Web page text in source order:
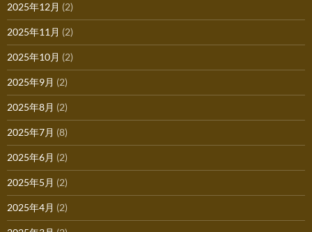
2025年12月 (2)
2025年11月 (2)
2025年10月 (2)
2025年9月 (2)
2025年8月 (2)
2025年7月 (8)
2025年6月 (2)
2025年5月 (2)
2025年4月 (2)